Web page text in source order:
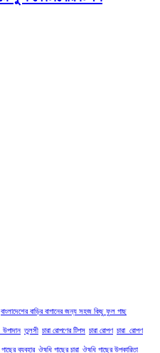
বাংলাদেশের বাড়ির বাগানের জন্য সহজ কিছু ফুল গাছ
তুলসী চারা রোপণের টিপস চারা রোপণ চারা_রোপণ
ব্যবহার ঔষধি গাছের চারা ঔষধি গাছের উপকারিতা